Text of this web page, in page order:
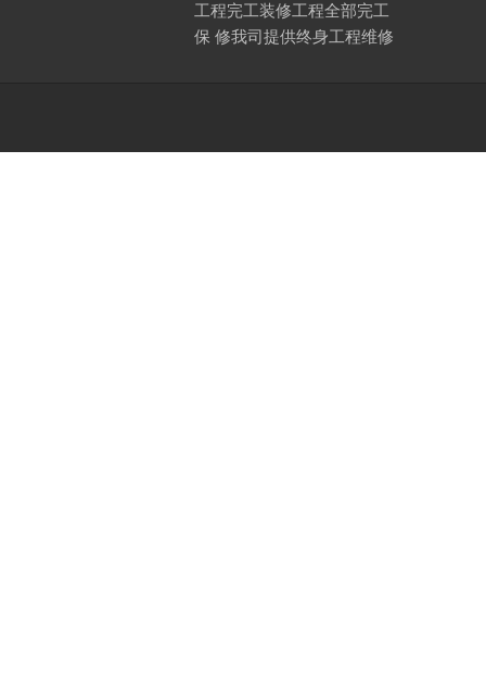
工程完工装修工程全部完工
保 修我司提供终身工程维修